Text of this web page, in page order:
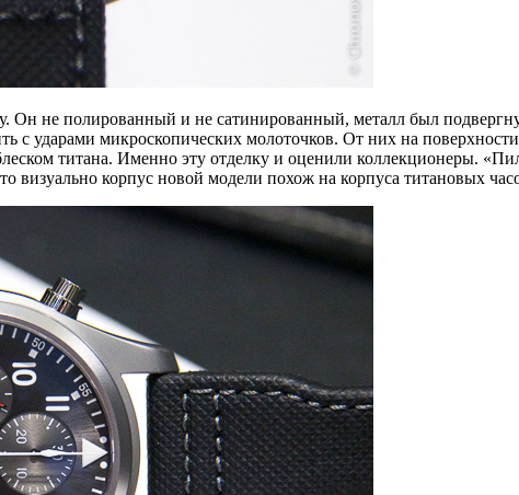
Он не полированный и не сатинированный, металл был
с ударами микроскопических молоточков. От них на
титана. Именно эту отделку и оценили коллекционеры.
визуально корпус новой модели похож на корпуса титановых